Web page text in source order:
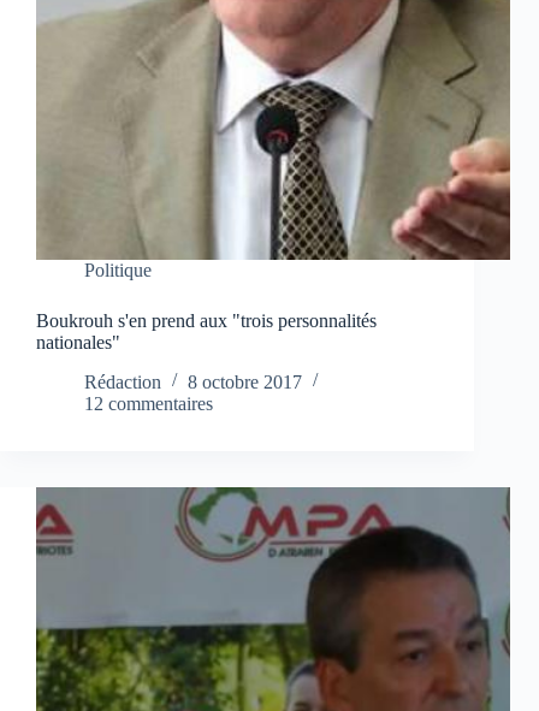
Politique
Boukrouh s'en prend aux "trois personnalités
nationales"
Rédaction
8 octobre 2017
12 commentaires